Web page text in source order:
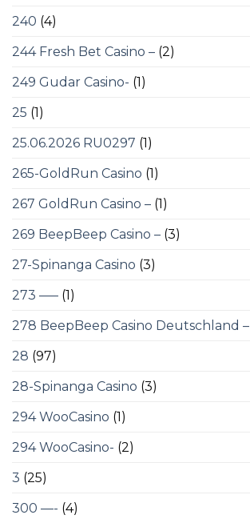
240 (4)
244 Fresh Bet Casino – (2)
249 Gudar Casino- (1)
25 (1)
25.06.2026 RU0297 (1)
265-GoldRun Casino (1)
267 GoldRun Casino – (1)
269 BeepBeep Casino – (3)
27-Spinanga Casino (3)
273 —– (1)
278 BeepBeep Casino Deutschland –
28 (97)
28-Spinanga Casino (3)
294 WooCasino (1)
294 WooCasino- (2)
3 (25)
300 —- (4)